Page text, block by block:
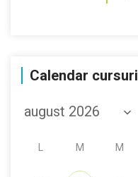
Calendar cursuri
M M